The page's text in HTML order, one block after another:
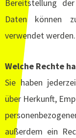
Bereitstellung
Daten können
verwendet werden.
Welche Rechte
Sie haben
über Herkunft,
außerdem ein